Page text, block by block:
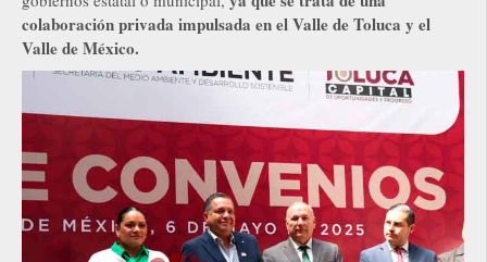
colaboración privada impulsada en el Valle de Toluca y el
Valle de México.